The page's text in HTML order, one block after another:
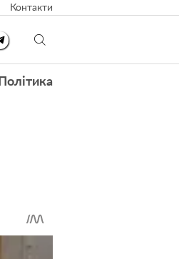
Контакти
Політика